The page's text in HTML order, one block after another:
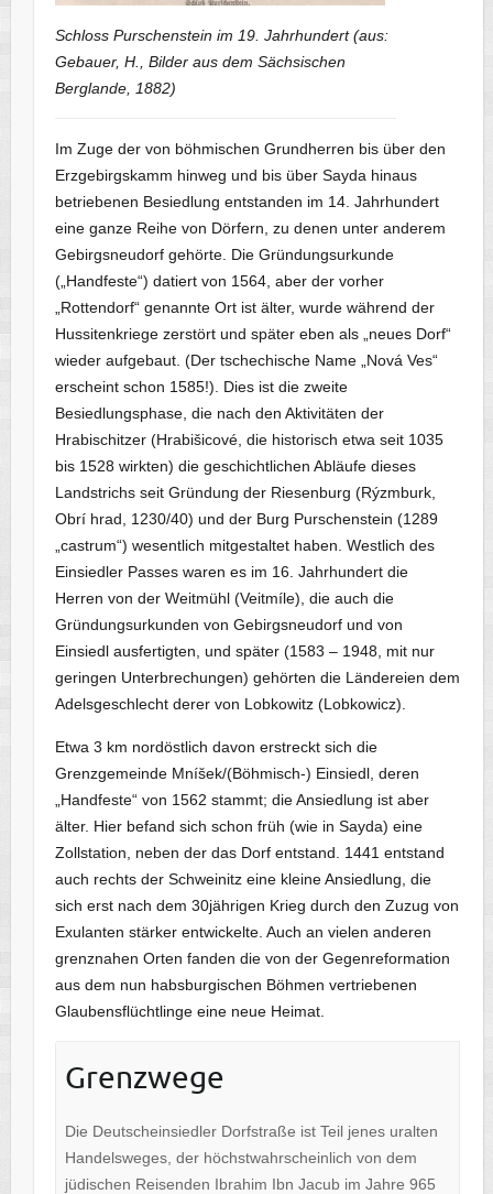
Schloss Purschenstein im 19. Jahrhundert (aus:
Gebauer, H., Bilder aus dem Sächsischen
Berglande, 1882)
Im Zuge der von böhmischen Grundherren bis über den
Erzgebirgskamm hinweg und bis über Sayda hinaus
betriebenen Besiedlung entstanden im 14. Jahrhundert
eine ganze Reihe von Dörfern, zu denen unter anderem
Gebirgsneudorf gehörte. Die Gründungsurkunde
(„Handfeste“) datiert von 1564, aber der vorher
„Rottendorf“ genannte Ort ist älter, wurde während der
Hussitenkriege zerstört und später eben als „neues Dorf“
wieder aufgebaut. (Der tschechische Name „Nová Ves“
erscheint schon 1585!). Dies ist die zweite
Besiedlungsphase, die nach den Aktivitäten der
Hrabischitzer (Hrabišicové, die historisch etwa seit 1035
bis 1528 wirkten) die geschichtlichen Abläufe dieses
Landstrichs seit Gründung der Riesenburg (Rýzmburk,
Obrí hrad, 1230/40) und der Burg Purschenstein (1289
„castrum“) wesentlich mitgestaltet haben. Westlich des
Einsiedler Passes waren es im 16. Jahrhundert die
Herren von der Weitmühl (Veitmíle), die auch die
Gründungsurkunden von Gebirgsneudorf und von
Einsiedl ausfertigten, und später (1583 – 1948, mit nur
geringen Unterbrechungen) gehörten die Ländereien dem
Adelsgeschlecht derer von Lobkowitz (Lobkowicz).
Etwa 3 km nordöstlich davon erstreckt sich die
Grenzgemeinde Mníšek/(Böhmisch-) Einsiedl, deren
„Handfeste“ von 1562 stammt; die Ansiedlung ist aber
älter. Hier befand sich schon früh (wie in Sayda) eine
Zollstation, neben der das Dorf entstand. 1441 entstand
auch rechts der Schweinitz eine kleine Ansiedlung, die
sich erst nach dem 30jährigen Krieg durch den Zuzug von
Exulanten stärker entwickelte. Auch an vielen anderen
grenznahen Orten fanden die von der Gegenreformation
aus dem nun habsburgischen Böhmen vertriebenen
Glaubensflüchtlinge eine neue Heimat.
Grenzwege
Die Deutscheinsiedler Dorfstraße ist Teil jenes uralten
Handelsweges, der höchstwahrscheinlich von dem
jüdischen Reisenden Ibrahim Ibn Jacub im Jahre 965